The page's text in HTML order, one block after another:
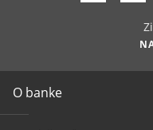
O banke